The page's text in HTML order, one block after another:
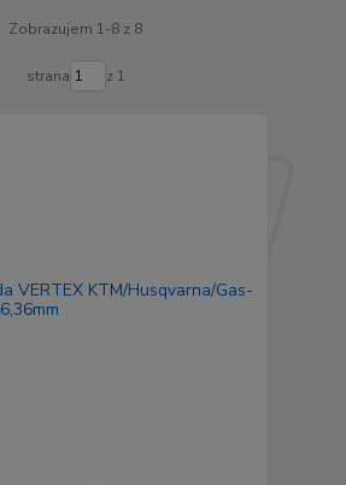
Zobrazujem 1-8 z 8
strana z 1